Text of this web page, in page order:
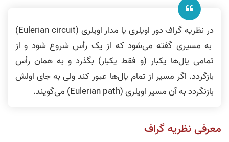
در نظریه گراف دور اویلری یا مدار اویلری (Eulerian circuit)
به مسیری گفته می‌شود که از یک رأس شروع شود و از
تمامی یال‌ها یکبار (و فقط یکبار) بگذرد و به همان رأس
بازگردد. اگر مسیر از تمام یال‌ها عبور کند ولی به جای اولش
بازنگردد به آن مسیر اویلری (Eulerian path) می‌گویند.
معرفی نظریه گراف